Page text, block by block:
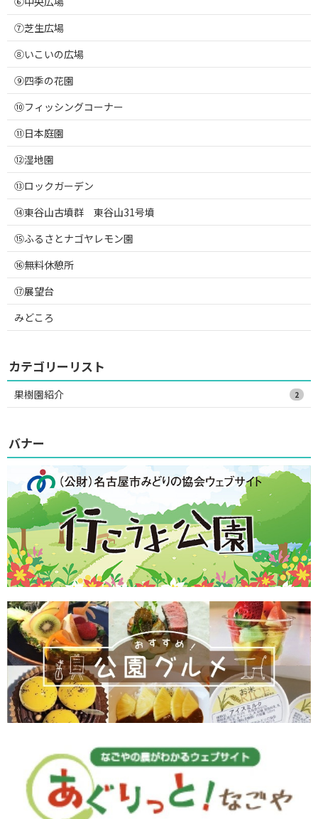
⑦芝生広場
⑧いこいの広場
⑨四季の花園
⑩フィッシングコーナー
⑪日本庭園
⑫湿地園
⑬ロックガーデン
⑭東谷山古墳群 東谷山31号墳
⑮ふるさとナゴヤレモン園
⑯無料休憩所
⑰展望台
みどころ
カテゴリーリスト
果樹園紹介 2
バナー